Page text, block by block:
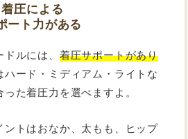
着圧による
ート力がある
ルには、 着圧サポートがあり
ハード・ミディアム・ライトな
た着圧力を選べますよ。
ントはおなか、太もも、ヒップ